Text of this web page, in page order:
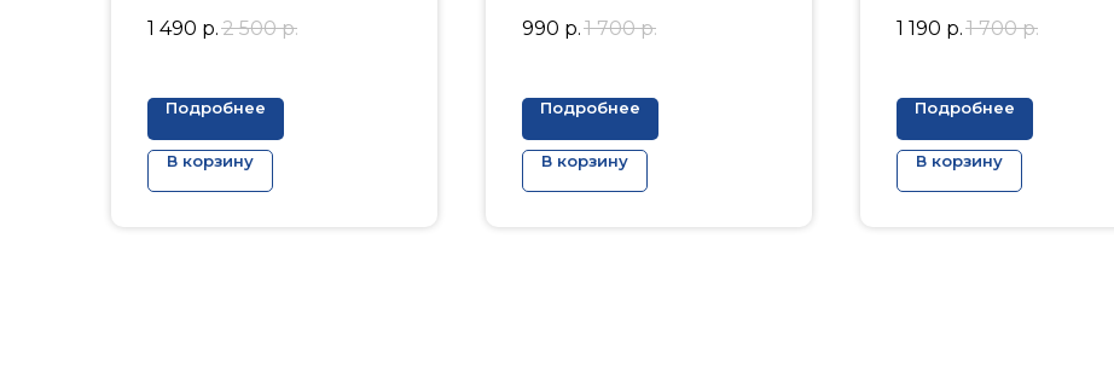
1 490 р. 2 500 р.
Подробнее
В корзину
990 р. 1 700 р.
Подробнее
В корзину
1 190 р. 1 700 р.
Подробнее
В корзину